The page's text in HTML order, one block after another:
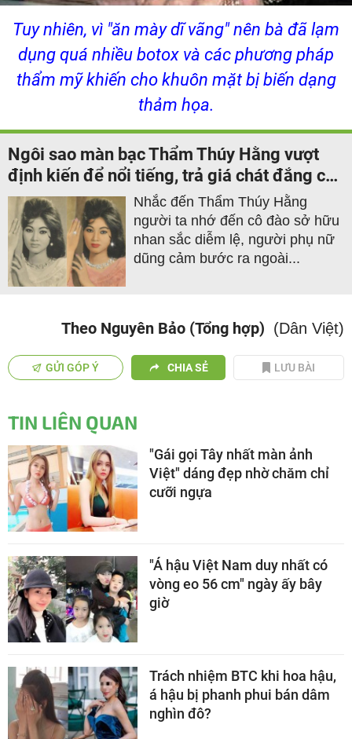
Tuy nhiên, vì "ăn mày dĩ vãng" nên bà đã lạm
dụng quá nhiều botox và các phương pháp
thẩm mỹ khiến cho khuôn mặt bị biến dạng
thảm họa.
Ngôi sao màn bạc Thẩm Thúy Hằng vượt
định kiến để nổi tiếng, trả giá chát đắng cho
hậu vận
Nhắc đến Thẩm Thúy Hằng
người ta nhớ đến cô đào sở hữu
nhan sắc diễm lệ, người phụ nữ
dũng cảm bước ra ngoài...
Theo Nguyên Bảo (Tổng hợp) (Dân Việt)
GỬI GÓP Ý CHIA SẺ LƯU BÀI
TIN LIÊN QUAN
"Gái gọi Tây nhất màn ảnh
Việt" dáng đẹp nhờ chăm chỉ
cưỡi ngựa
"Á hậu Việt Nam duy nhất có
vòng eo 56 cm" ngày ấy bây
giờ
Trách nhiệm BTC khi hoa hậu,
á hậu bị phanh phui bán dâm
nghìn đô?